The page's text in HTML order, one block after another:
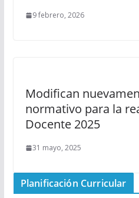
9 febrero, 2026
Modifican
normativo para la
Docente 2025
31 mayo, 2025
Planificación Curricular